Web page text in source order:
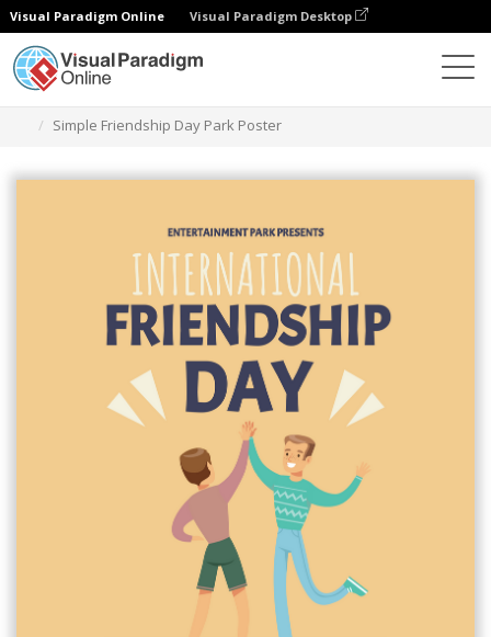
Visual Paradigm Online Visual Paradigm Desktop
Simple Friendship Day Park Poster